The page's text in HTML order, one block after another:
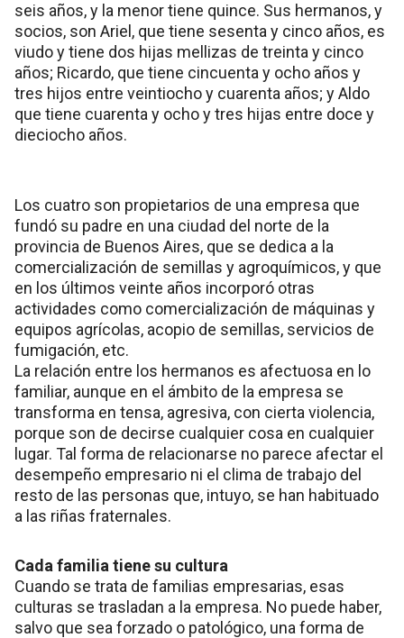
seis años, y la menor tiene quince. Sus hermanos, y
socios, son Ariel, que tiene sesenta y cinco años, es
viudo y tiene dos hijas mellizas de treinta y cinco
años; Ricardo, que tiene cincuenta y ocho años y
tres hijos entre veintiocho y cuarenta años; y Aldo
que tiene cuarenta y ocho y tres hijas entre doce y
dieciocho años.
Los cuatro son propietarios de una empresa que
fundó su padre en una ciudad del norte de la
provincia de Buenos Aires, que se dedica a la
comercialización de semillas y agroquímicos, y que
en los últimos veinte años incorporó otras
actividades como comercialización de máquinas y
equipos agrícolas, acopio de semillas, servicios de
fumigación, etc.
La relación entre los hermanos es afectuosa en lo
familiar, aunque en el ámbito de la empresa se
transforma en tensa, agresiva, con cierta violencia,
porque son de decirse cualquier cosa en cualquier
lugar. Tal forma de relacionarse no parece afectar el
desempeño empresario ni el clima de trabajo del
resto de las personas que, intuyo, se han habituado
a las riñas fraternales.
Cada familia tiene su cultura
Cuando se trata de familias empresarias, esas
culturas se trasladan a la empresa. No puede haber,
salvo que sea forzado o patológico, una forma de